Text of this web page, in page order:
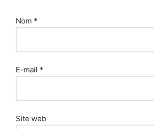
Nom *
E-mail *
Site web